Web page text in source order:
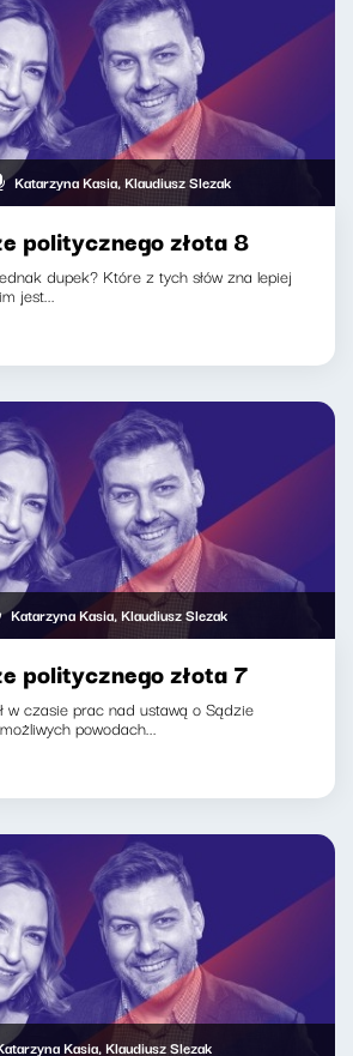
Katarzyna Kasia, Klaudiusz Slezak
politycznego złota 8
dupek? Które z tych słów zna lepiej
jest...
Katarzyna Kasia, Klaudiusz Slezak
politycznego złota 7
w czasie prac nad ustawą o Sądzie
powodach...
Kasia, Klaudiusz Slezak